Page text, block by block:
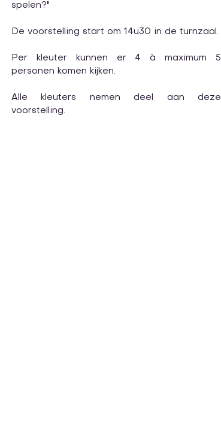
spelen?"
Per kleuter kunnen er 4 à maximum 5
personen komen kijken.
Alle kleuters nemen deel aan deze
voorstelling.